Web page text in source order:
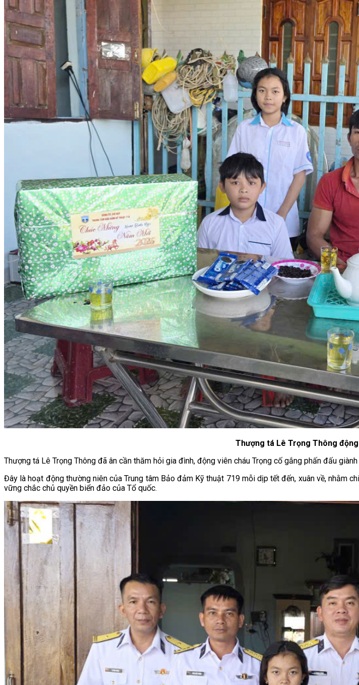
Thượng tá Lê Trọng Thông
Thượng tá Lê Trọng Thông đã ân cần thăm hỏi gia đình, động viên cháu Trọng cố gắng phấn đấu
Đây là hoạt động thường niên của Trung tâm Bảo đảm Kỹ thuật 719 mỗi dịp tết đến, xuân về, nhằm
vững chắc chủ quyền biển đảo của Tổ quốc.